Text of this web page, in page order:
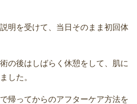
明を受けて、当日そのまま初回体
の後はしばらく休憩をして、肌に
した。
帰ってからのアフターケア方法を